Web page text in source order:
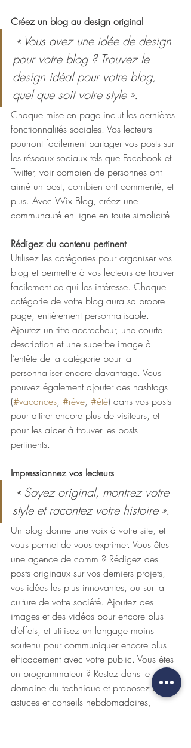
Créez un blog au design original
pour votre blog ? Trouvez le
design idéal pour votre blog,
quel que soit votre style ».
Chaque mise en page inclut les dernières
fonctionnalités sociales. Vos lecteurs
pourront facilement partager vos posts sur
les réseaux sociaux tels que Facebook et
Twitter, voir combien de personnes ont
aimé un post, combien ont commenté, et
plus. Avec Wix Blog, créez une
communauté en ligne en toute simplicité.
Rédigez du contenu pertinent
Utilisez les catégories pour organiser vos
blog et permettre à vos lecteurs de trouver
facilement ce qui les intéresse. Chaque
catégorie de votre blog aura sa propre
page, entièrement personnalisable.
Ajoutez un titre accrocheur, une courte
description et une superbe image à
l’entête de la catégorie pour la
personnaliser encore davantage. Vous
pouvez également ajouter des hashtags
(#vacances, #rêve, #été) dans vos posts
pour attirer encore plus de visiteurs, et
pour les aider à trouver les posts
pertinents.
Impressionnez vos lecteurs
« Soyez original, montrez votre
style et racontez votre histoire ».
Un blog donne une voix à votre site, et
vous permet de vous exprimer. Vous êtes
une agence de comm ? Rédigez des
posts originaux sur vos derniers projets,
vos idées les plus innovantes, ou sur la
culture de votre société. Ajoutez des
images et des vidéos pour encore plus
d’effets, et utilisez un langage moins
soutenu pour communiquer encore plus
efficacement avec votre public. Vous êtes
un programmateur ? Restez dans le
domaine du technique et proposez des
astuces et conseils hebdomadaires,